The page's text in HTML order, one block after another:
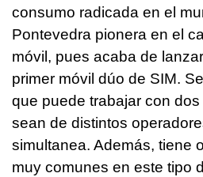
consumo radicada en el
Pontevedra pionera en el
móvil, pues acaba de
primer móvil dúo de SIM.
que puede trabajar con
sean de distintos
simultanea. Además, tiene
muy comunes en este tipo